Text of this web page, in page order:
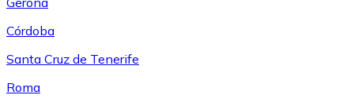
Córdoba
Santa Cruz de Tenerife
Roma